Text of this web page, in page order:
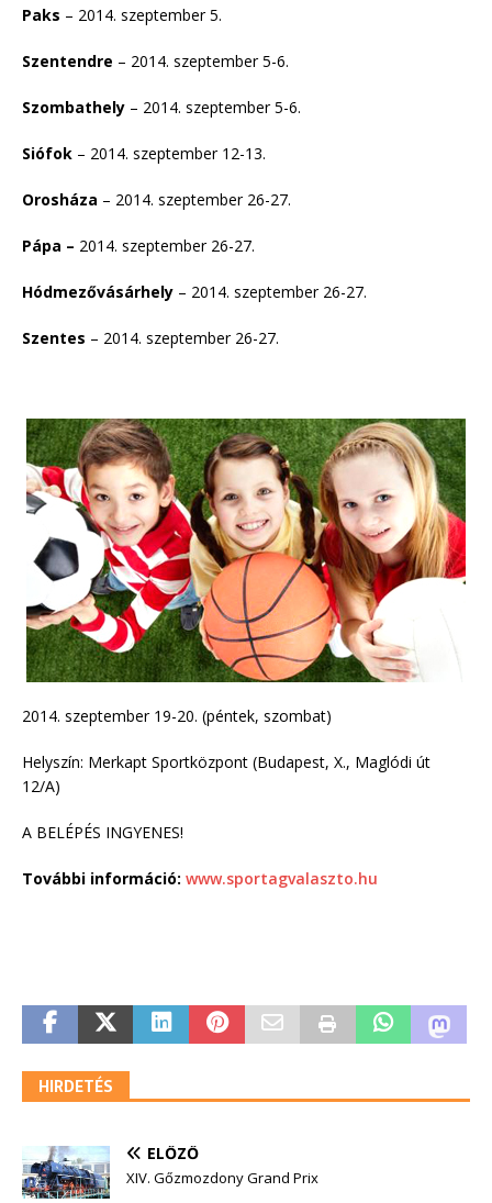
Paks – 2014. szeptember 5.
Szentendre – 2014. szeptember 5-6.
Szombathely – 2014. szeptember 5-6.
Siófok – 2014. szeptember 12-13.
Orosháza – 2014. szeptember 26-27.
Pápa – 2014. szeptember 26-27.
Hódmezővásárhely – 2014. szeptember 26-27.
Szentes – 2014. szeptember 26-27.
2014. szeptember 19-20. (péntek, szombat)
Helyszín: Merkapt Sportközpont (Budapest, X., Maglódi út
12/A)
A BELÉPÉS INGYENES!
További információ: www.sportagvalaszto.hu
HIRDETÉS
ELŐZŐ
XIV. Gőzmozdony Grand Prix